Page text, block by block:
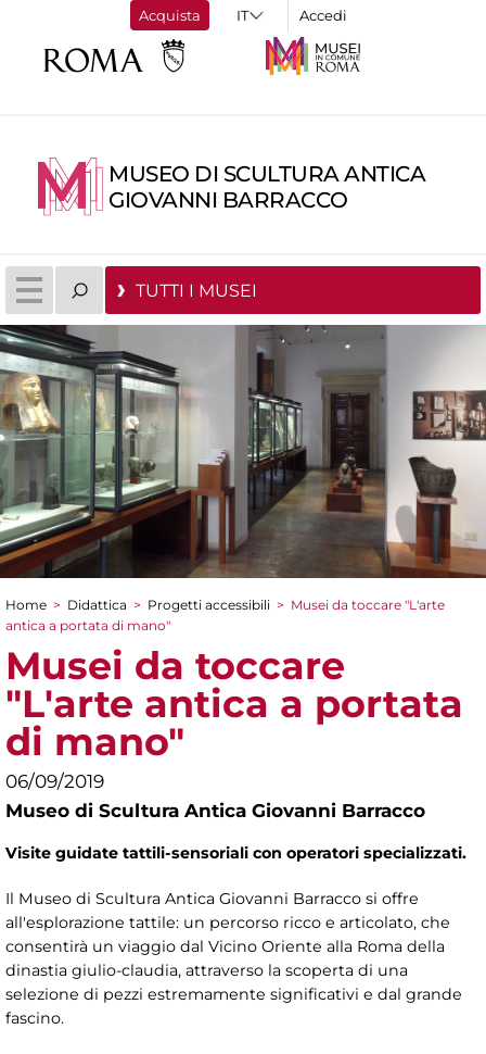
Acquista Accedi
MUSEO DI SCULTURA ANTICA
GIOVANNI BARRACCO
TUTTI I MUSEI
Tu sei qui
Home > Didattica > Progetti accessibili > Musei da toccare "L'arte
antica a portata di mano"
Musei da toccare
"L'arte antica a portata
di mano"
06/09/2019
Museo di Scultura Antica Giovanni Barracco
Visite guidate tattili-sensoriali con operatori specializzati.
Il Museo di Scultura Antica Giovanni Barracco si offre
all'esplorazione tattile: un percorso ricco e articolato, che
consentirà un viaggio dal Vicino Oriente alla Roma della
dinastia giulio-claudia, attraverso la scoperta di una
selezione di pezzi estremamente significativi e dal grande
fascino.